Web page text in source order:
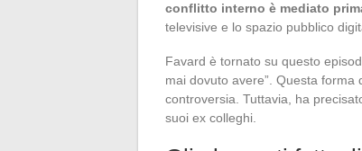
conflitto interno è mediato
televisive e lo spazio pubblico
Favard è tornato su questo
mai dovuto avere”. Questa
controversia. Tuttavia, ha
suoi ex colleghi.